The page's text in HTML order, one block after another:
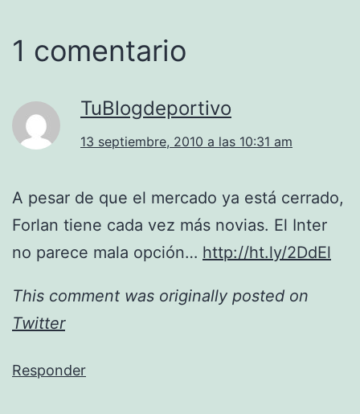
1 comentario
TuBlogdeportivo
13 septiembre, 2010 a las 10:31 am
A pesar de que el mercado ya está cerrado,
Forlan tiene cada vez más novias. El Inter
no parece mala opción… http://ht.ly/2DdEl
This comment was originally posted on
Twitter
Responder